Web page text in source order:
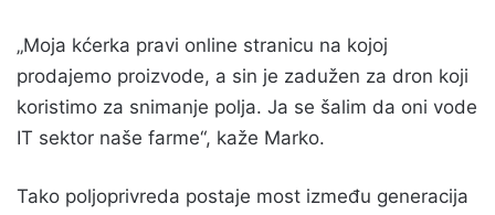
„Moja kćerka pravi online stranicu na kojoj
prodajemo proizvode, a sin je zadužen za dron koji
koristimo za snimanje polja. Ja se šalim da oni vode
IT sektor naše farme“, kaže Marko.
Tako poljoprivreda postaje most između generacija